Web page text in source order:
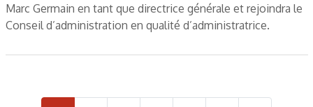
Marc Germain en tant que directrice générale et rejoindra le
Conseil d’administration en qualité d’administratrice.